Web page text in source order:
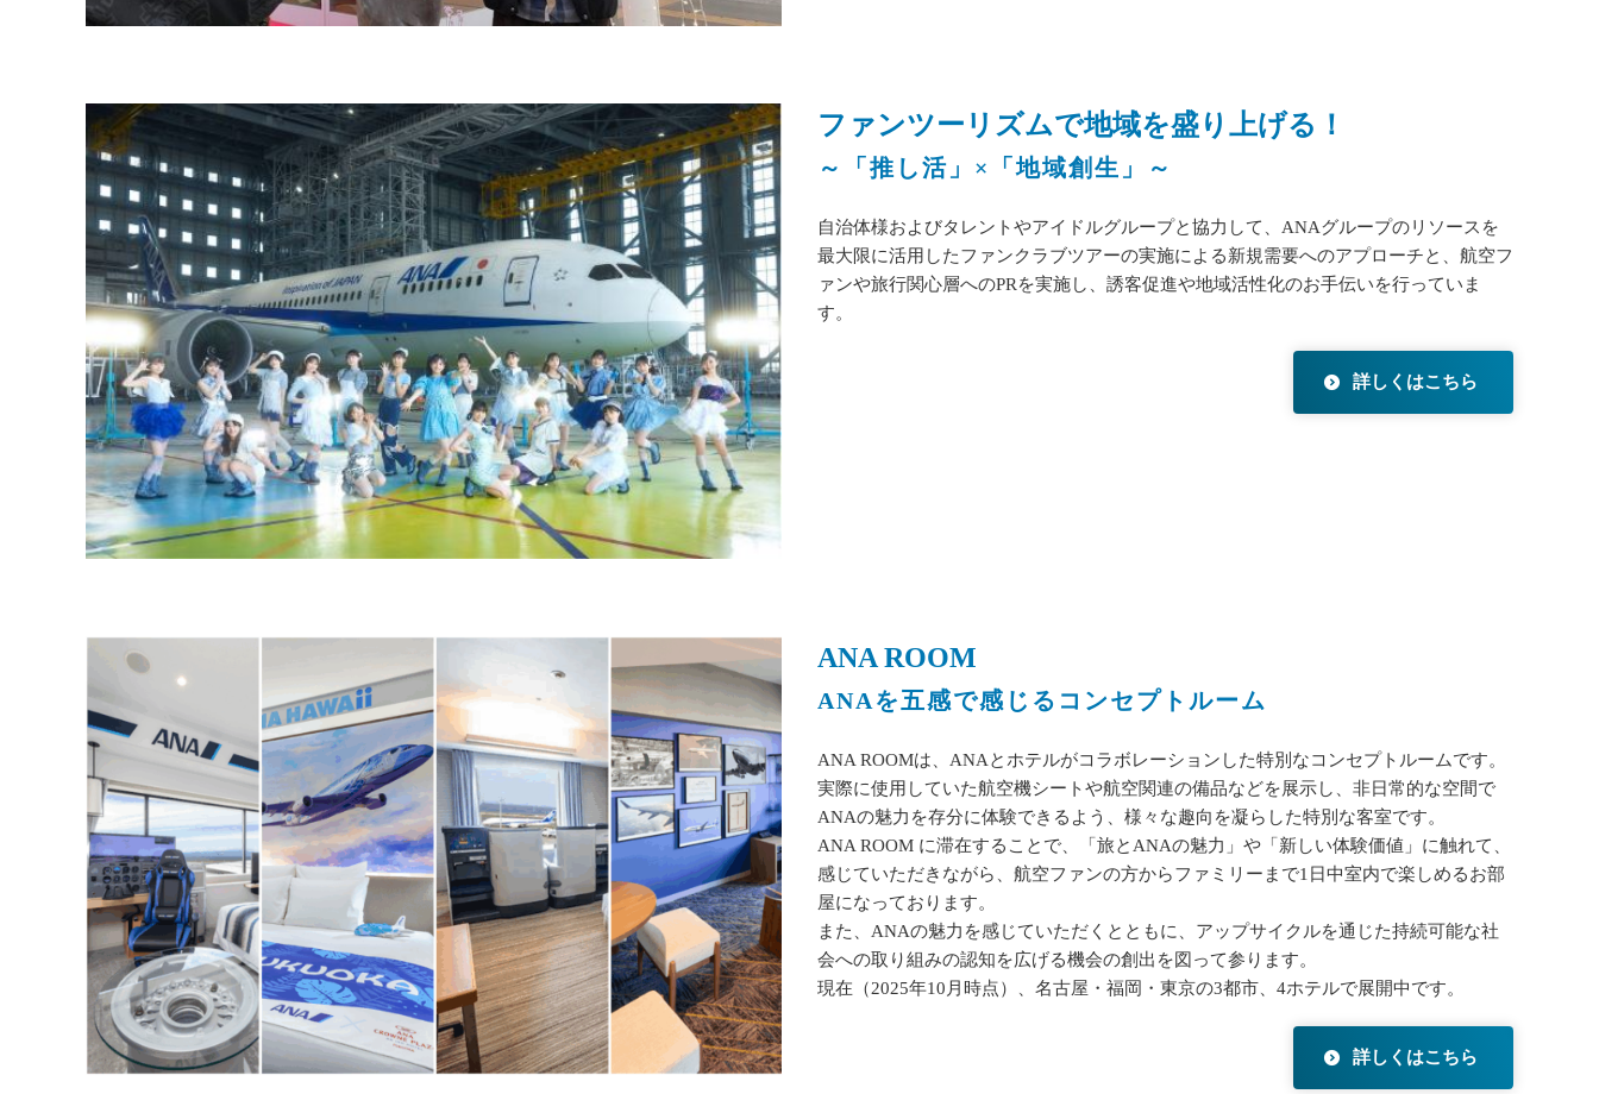
ファンツーリズムで地域を盛り上げる！
～「推し活」×「地域創生」～
自治体様およびタレントやアイドルグループと協力して、ANAグループのリソースを
最大限に活用したファンクラブツアーの実施による新規需要へのアプローチと、航空フ
ァンや旅行関心層へのPRを実施し、誘客促進や地域活性化のお手伝いを行っていま
す。
詳しくはこちら
ANA ROOM
ANAを五感で感じるコンセプトルーム
ANA ROOMは、ANAとホテルがコラボレーションした特別なコンセプトルームです。
実際に使用していた航空機シートや航空関連の備品などを展示し、非日常的な空間で
ANAの魅力を存分に体験できるよう、様々な趣向を凝らした特別な客室です。
ANA ROOM に滞在することで、「旅とANAの魅力」や「新しい体験価値」に触れて、
感じていただきながら、航空ファンの方からファミリーまで1日中室内で楽しめるお部
屋になっております。
また、ANAの魅力を感じていただくとともに、アップサイクルを通じた持続可能な社
会への取り組みの認知を広げる機会の創出を図って参ります。
現在（2025年10月時点）、名古屋・福岡・東京の3都市、4ホテルで展開中です。
詳しくはこちら